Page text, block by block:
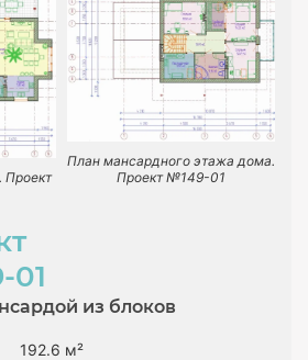
Проект
План мансардного этажа дома.
Проект №149-01
01
из блоков
192.6 м²